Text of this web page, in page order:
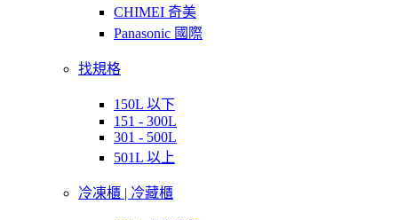
CHIMEI 奇美
Panasonic 國際
找規格
150L 以下
151 - 300L
301 - 500L
501L 以上
冷凍櫃 | 冷藏櫃